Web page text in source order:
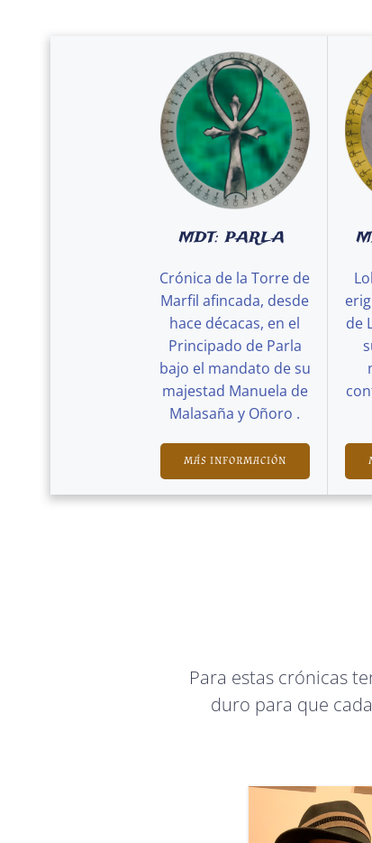
MDT: PARLA
Crónica de la Torre de
Marfil afincada, desde
hace décacas, en el
Principado de Parla
bajo el mandato de su
majestad Manuela de
Malasaña y Oñoro .
MÁS INFORMACIÓN
de
Para estas crónicas
duro para que